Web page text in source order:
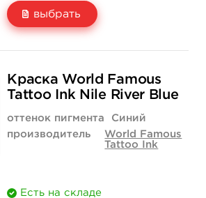
выбрать
550 руб.
купить
900 руб.
купить
Краска World Famous
Tattoo Ink Nile River Blue
оттенок пигмента
Синий
производитель
World Famous
Tattoo Ink
Есть на складе